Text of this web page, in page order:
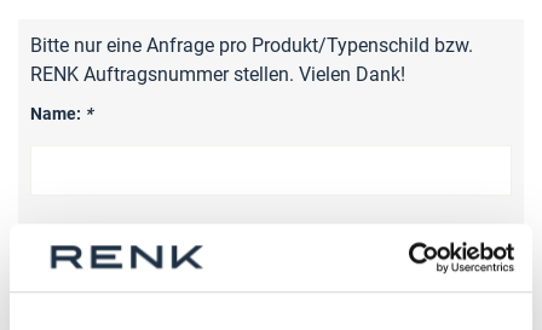
Bitte nur eine Anfrage pro Produkt/Typenschild bzw.
RENK Auftragsnummer stellen. Vielen Dank!
Name: *